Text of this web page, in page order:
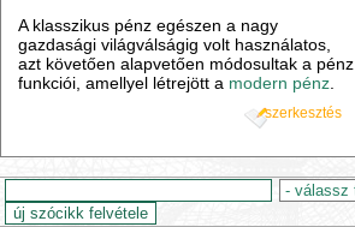
A klasszikus pénz egészen a nagy
gazdasági világválságig volt használatos,
azt követően alapvetően módosultak a pénz
funkciói, amellyel létrejött a modern pénz
szerkesztés